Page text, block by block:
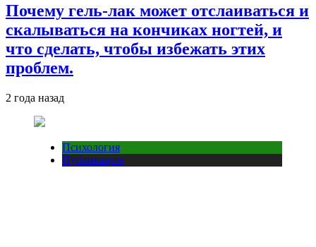
Почему гель-лак может отслаиваться и
скалываться на кончиках ногтей, и
что сделать, чтобы избежать этих
проблем.
2 года назад
Психология
Публикации